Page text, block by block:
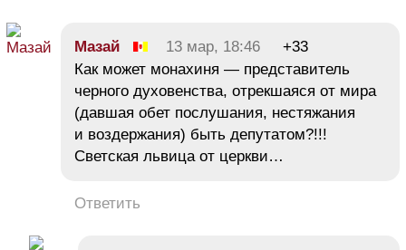
Мазай 13 мар, 18:46
+33
Как может монахиня — представитель
черного духовенства, отрекшаяся от мира
(давшая обет послушания, нестяжания
и воздержания) быть депутатом?!!!
Светская львица от церкви…
Ответить